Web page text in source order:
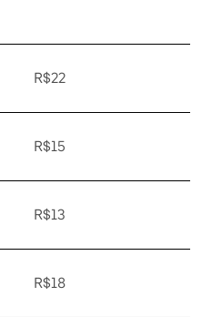
R$22
R$15
R$13
R$18